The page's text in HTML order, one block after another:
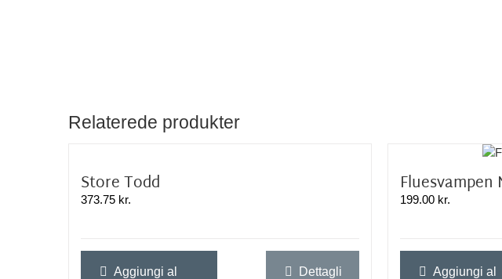
Relaterede produkter
Store Todd
373.75 kr.
Aggiungi al
Dettagli
Fluesvampen
199.00 kr.
Aggiungi al